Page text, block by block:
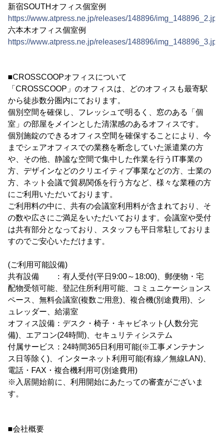
新宿SOUTHオフィス個室例
https://www.atpress.ne.jp/releases/148896/
六本木オフィス個室例
https://www.atpress.ne.jp/releases/148896/
■CROSSCOOPオフィスについて
「CROSSCOOP」のオフィスは、どのオフィスも最寄駅
から徒歩数分圏内にております。
個別空間を確保し、フレッシュで明るく、窓のある「個
室」の部屋をメインとした清潔感のあるオフィスです。
個別施錠のできるオフィス空間を確保することにより、今
までシェアオフィスでの業務を断念していた派遣業の方
や、その他、静謐な空間で集中した作業を行うIT事業の
方、デザインなどのクリエイティブ事業などの方、士業の
方、ネット会議で貿易関係を行う方など、様々な業種の方
にご利用いただいております。
ご利用料の中に、共有の会議室利用料が含まれており、そ
の数や広さにご満足をいただいております。会議室や受付
は共有部分となっており、スタッフも平日常駐しておりま
すのでご安心いただけます。
(ご利用可能設備)
共有設備 ：有人受付(平日9:00～18:00)、郵便物・宅
配物受領可能、登記住所利用可能、コミュニケーションス
ペース、無料会議室(複数ご用意)、複合機(別途費用)、シ
ュレッダー、給湯室
オフィス設備：デスク・椅子・キャビネット(人数分完
備)、エアコン(24時間)、セキュリティシステム
付属サービス：24時間365日利用可能(※工事メンテナン
ス日等除く)、インターネット利用可能(有線／無線LAN)、
電話・FAX・複合機利用可(別途費用)
※入居開始前に、利用開始にあたっての審査がございま
す。
■会社概要